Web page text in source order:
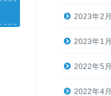
2023年2月
2023年1月
2022年5月
2022年4月